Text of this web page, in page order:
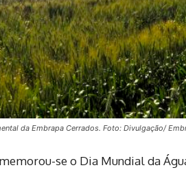
da Embrapa Cerrados. Foto: Divulgação/
se o Dia Mundial da